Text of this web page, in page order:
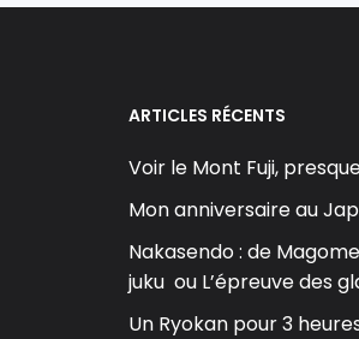
ARTICLES RÉCENTS
Voir le Mont Fuji,
Mon anniversaire au
Nakasendo : de
juku ou L’épreuve des
Un Ryokan pour 3